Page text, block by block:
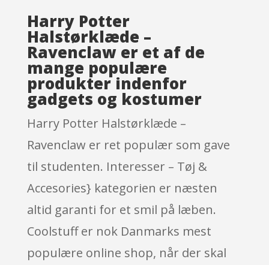
Harry Potter
Halstørklæde –
Ravenclaw er et af de
mange populære
produkter indenfor
gadgets og kostumer
Harry Potter Halstørklæde –
Ravenclaw er ret populær som gave
til studenten. Interesser – Tøj &
Accesories} kategorien er næsten
altid garanti for et smil på læben.
Coolstuff er nok Danmarks mest
populære online shop, når der skal